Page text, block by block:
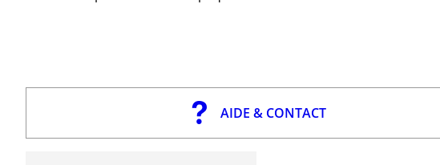
AIDE & CONTACT